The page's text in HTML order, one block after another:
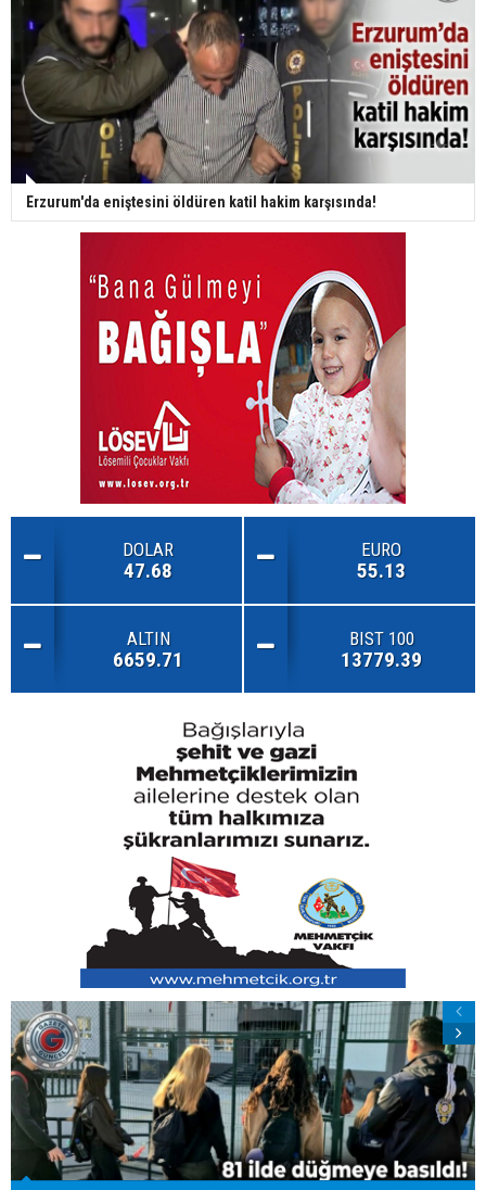
Erzurum'da eniştesini öldüren katil hakim karşısında!
DOLAR
47.68
EURO
55.13
ALTIN
6659.71
BIST 100
13779.39